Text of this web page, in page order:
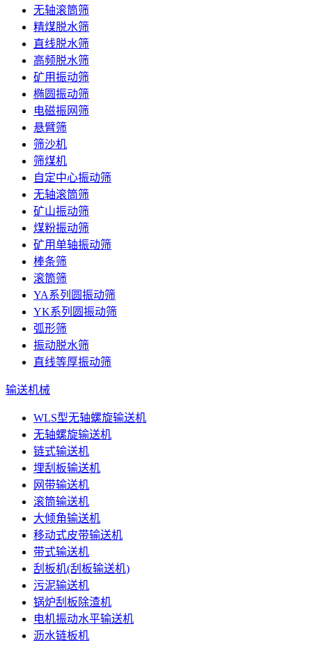
无轴滚筒筛
精煤脱水筛
直线脱水筛
高频脱水筛
矿用振动筛
椭圆振动筛
电磁振网筛
悬臂筛
筛沙机
筛煤机
自定中心振动筛
无轴滚筒筛
矿山振动筛
煤粉振动筛
矿用单轴振动筛
棒条筛
滚筒筛
YA系列圆振动筛
YK系列圆振动筛
弧形筛
振动脱水筛
直线等厚振动筛
输送机械
WLS型无轴螺旋输送机
无轴螺旋输送机
链式输送机
埋刮板输送机
网带输送机
滚筒输送机
大倾角输送机
移动式皮带输送机
带式输送机
刮板机(刮板输送机)
污泥输送机
锅炉刮板除渣机
电机振动水平输送机
沥水链板机